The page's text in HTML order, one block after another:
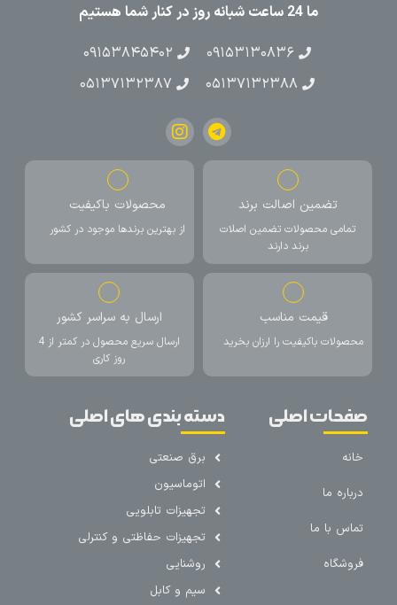
ما 24 ساعت شبانه روز در کنار شما هستیم
۰۹۱۵۳۱۳۰۸۳۶
۰۹۱۵۳۸۴۵۴۰۲
۰۵۱۳۷۱۳۲۳۸۸
۰۵۱۳۷۱۳۲۳۸۷
تضمین اصالت برند
تمامی محصولات تضمین اصلات
برند دارند
محصولات باکیفیت
از بهترین برندها موجود در کشور
قیمت مناسب
محصولات باکیفیت را ارزان بخرید
ارسال به سراسر کشور
ارسال سریع محصول در کمتر از 4
روز کاری
صفحات اصلی
خانه
درباره ما
تماس با ما
فروشگاه
دسته بندی های اصلی
برق صنعتی
اتوماسیون
تجهیزات تابلویی
تجهیزات حفاظتی و کنترلی
روشنایی
سیم و کابل